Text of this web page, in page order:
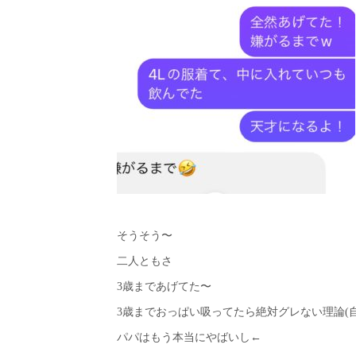
そうそう〜
二人ともさ
3歳まであげてた〜
3歳までおっぱい吸ってたら絶対グレない理論(
パパはもう本当にやばいし←